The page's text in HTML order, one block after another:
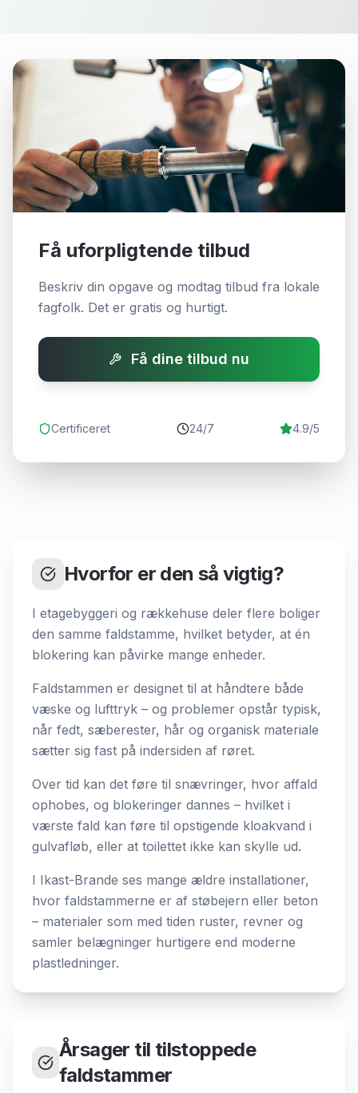
Få uforpligtende tilbud
Beskriv din opgave og modtag tilbud fra lokale
fagfolk. Det er gratis og hurtigt.
Få dine tilbud nu
Certificeret 24/7 4.9/5
Hvorfor er den så vigtig?
I etagebyggeri og rækkehuse deler flere boliger
den samme faldstamme, hvilket betyder, at én
blokering kan påvirke mange enheder.
Faldstammen er designet til at håndtere både
væske og lufttryk – og problemer opstår typisk,
når fedt, sæberester, hår og organisk materiale
sætter sig fast på indersiden af røret.
Over tid kan det føre til snævringer, hvor affald
ophobes, og blokeringer dannes – hvilket i
værste fald kan føre til opstigende kloakvand i
gulvafløb, eller at toilettet ikke kan skylle ud.
I Ikast-Brande ses mange ældre installationer,
hvor faldstammerne er af støbejern eller beton
– materialer som med tiden ruster, revner og
samler belægninger hurtigere end moderne
plastledninger.
Årsager til tilstoppede
faldstammer